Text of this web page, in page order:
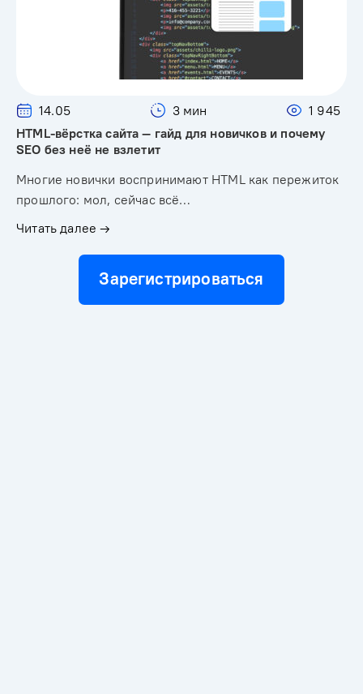
14.05 3 мин
1 945
HTML-вёрстка сайта — гайд для новичков и почему
SEO без неё не взлетит
Многие новички воспринимают HTML как пережиток
прошлого: мол, сейчас всё…
Читать далее →
Зарегистрироваться